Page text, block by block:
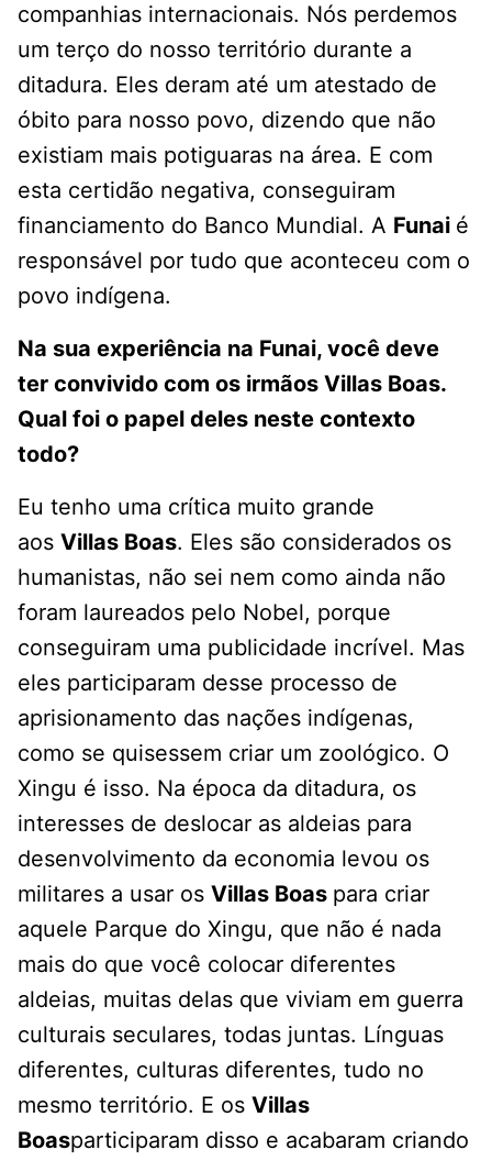
companhias internacionais. Nós perdemos
um terço do nosso território durante a
ditadura. Eles deram até um atestado de
óbito para nosso povo, dizendo que não
existiam mais potiguaras na área. E com
esta certidão negativa, conseguiram
financiamento do Banco Mundial. A Funai é
responsável por tudo que aconteceu com o
povo indígena.
Na sua experiência na Funai, você deve
ter convivido com os irmãos Villas Boas.
Qual foi o papel deles neste contexto
todo?
Eu tenho uma crítica muito grande
aos Villas Boas. Eles são considerados os
humanistas, não sei nem como ainda não
foram laureados pelo Nobel, porque
conseguiram uma publicidade incrível. Mas
eles participaram desse processo de
aprisionamento das nações indígenas,
como se quisessem criar um zoológico. O
Xingu é isso. Na época da ditadura, os
interesses de deslocar as aldeias para
desenvolvimento da economia levou os
militares a usar os Villas Boas para criar
aquele Parque do Xingu, que não é nada
mais do que você colocar diferentes
aldeias, muitas delas que viviam em guerra
culturais seculares, todas juntas. Línguas
diferentes, culturas diferentes, tudo no
mesmo território. E os Villas
Boasparticiparam disso e acabaram criando